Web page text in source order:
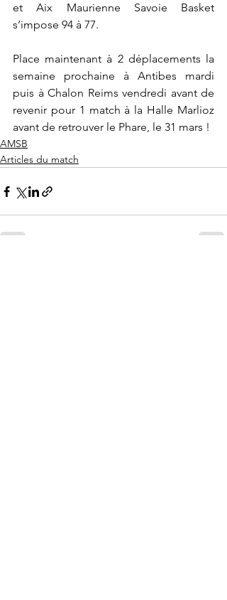
et Aix Maurienne Savoie Basket
s’impose 94 à 77.
Place maintenant à 2 déplacements la
semaine prochaine à Antibes mardi
puis à Chalon Reims vendredi avant de
revenir pour 1 match à la Halle Marlioz
avant de retrouver le Phare, le 31 mars !
AMSB
Articles du match